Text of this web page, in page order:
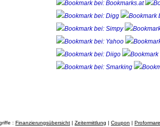
: Finanzierungsübersicht | Zeitermittlung | Coupon |